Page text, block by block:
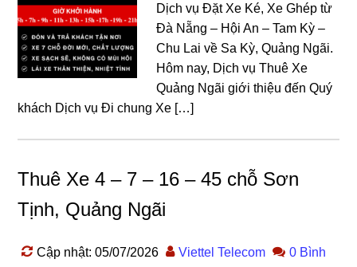
Dịch vụ Đặt Xe Ké, Xe Ghép từ
Đà Nẵng – Hội An – Tam Kỳ –
Chu Lai về Sa Kỳ, Quảng Ngãi.
Hôm nay, Dịch vụ Thuê Xe
Quảng Ngãi giới thiệu đến Quý
khách Dịch vụ Đi chung Xe […]
Thuê Xe 4 – 7 – 16 – 45 chỗ Sơn
Tịnh, Quảng Ngãi
Cập nhật: 05/07/2026 Viettel Telecom
0 Bình